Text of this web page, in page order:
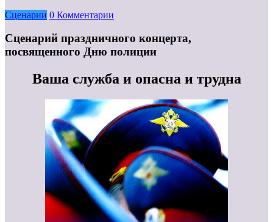
Сценарии 0 Комментарии
Сценарий праздничного концерта,
посвященного Дню полиции
Ваша служба и опасна и трудна